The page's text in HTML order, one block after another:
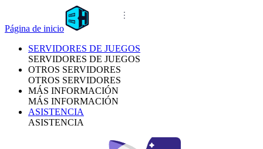
Página de inicio
SERVIDORES DE JUEGOS
SERVIDORES DE JUEGOS
OTROS SERVIDORES
OTROS SERVIDORES
MÁS INFORMACIÓN
MÁS INFORMACIÓN
ASISTENCIA
ASISTENCIA